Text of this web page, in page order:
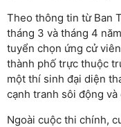
Theo thông tin từ Ban
tháng 3 và tháng 4
tuyển chọn ứng cử
thành phố trực thuộc
một thí sinh đại diện
cạnh tranh sôi động và
Ngoài cuộc thi chính,